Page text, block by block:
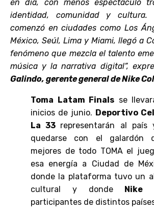
en día, con menos espectáculo
identidad, comunidad y cultura.
comenzó en ciudades como Los
México, Seúl, Lima y Miami, llegó a
fenómeno que mezcla el talento
música y la narrativa digital”,
Galindo, gerente general de Nike
Toma Latam Finals se
inicios de junio. Deportivo
La 33 representarán al país
quedarse con el galardón
mejores de todo TOMA el
esa energía a Ciudad de
donde la plataforma tuvo un
cultural y donde Nike
participantes de distintos